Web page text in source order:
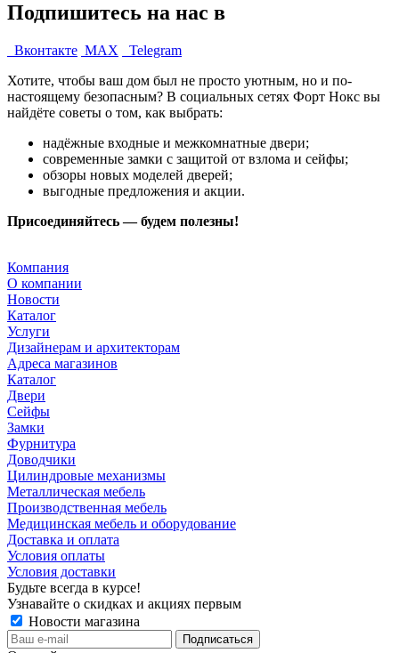
Подпишитесь на нас в
Вконтакте MAX
Telegram
Хотите, чтобы ваш дом был не просто уютным, но и по-
настоящему безопасным? В социальных сетях Форт Нокс вы
найдёте советы о том, как выбрать:
надёжные входные и межкомнатные двери;
современные замки с защитой от взлома и сейфы;
обзоры новых моделей дверей;
выгодные предложения и акции.
Присоединяйтесь — будем полезны!
Компания
О компании
Новости
Каталог
Услуги
Дизайнерам и архитекторам
Адреса магазинов
Каталог
Двери
Сейфы
Замки
Фурнитура
Доводчики
Цилиндровые механизмы
Металлическая мебель
Производственная мебель
Медицинская мебель и оборудование
Доставка и оплата
Условия оплаты
Условия доставки
Будьте всегда в курсе!
Узнавайте о скидках и акциях первым
Новости магазина